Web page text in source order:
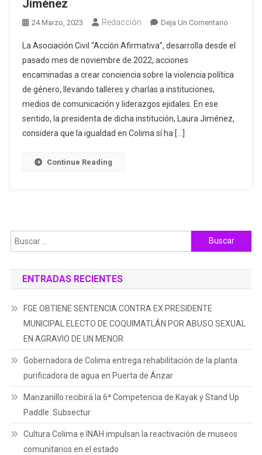
Jiménez
24 Marzo, 2023 Redacción Deja Un ComentarioEn
1
10,
Va
La Asociación Civil “Acción Afirmativa”, desarrolla desde el
pasado mes de noviembre de 2022, acciones
encaminadas a crear conciencia sobre la violencia política
de género, llevando talleres y charlas a instituciones,
medios de comunicación y liderazgos ejidales. En ese
sentido, la presidenta de dicha institución, Laura Jiménez,
considera que la igualdad en Colima sí ha […]
Continue Reading
Buscar:
ENTRADAS RECIENTES
FGE OBTIENE SENTENCIA CONTRA EX PRESIDENTE
MUNICIPAL ELECTO DE COQUIMATLÁN POR ABUSO SEXUAL
EN AGRAVIO DE UN MENOR
Gobernadora de Colima entrega rehabilitación de la planta
purificadora de agua en Puerta de Ánzar
Manzanillo recibirá la 6ª Competencia de Kayak y Stand Up
Paddle: Subsectur
Cultura Colima e INAH impulsan la reactivación de museos
comunitarios en el estado